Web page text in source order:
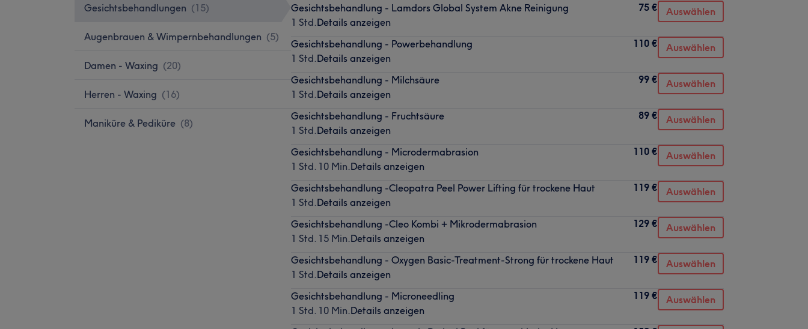
Gesichtsbehandlungen (15)
Augenbrauen & Wimpernbehandlungen (5)
Damen - Waxing (20)
Herren - Waxing (16)
Maniküre & Pediküre (8)
Gesichtsbehandlung - Lamdors Global System Akne Reinigung
1 Std.Details anzeigen
75 € Auswählen
Gesichtsbehandlung - Powerbehandlung
1 Std.Details anzeigen
110 € Auswählen
Gesichtsbehandlung - Milchsäure
1 Std.Details anzeigen
99 € Auswählen
Gesichtsbehandlung - Fruchtsäure
1 Std.Details anzeigen
89 € Auswählen
Gesichtsbehandlung - Microdermabrasion
1 Std. 10 Min.Details anzeigen
110 € Auswählen
Gesichtsbehandlung -Cleopatra Peel Power Lifting für trockene Haut
1 Std.Details anzeigen
119 € Auswählen
Gesichtsbehandlung -Cleo Kombi + Mikrodermabrasion
1 Std. 15 Min.Details anzeigen
129 € Auswählen
Gesichtsbehandlung - Oxygen Basic-Treatment-Strong für trockene Haut
1 Std.Details anzeigen
119 € Auswählen
Gesichtsbehandlung - Microneedling
1 Std. 10 Min.Details anzeigen
119 € Auswählen